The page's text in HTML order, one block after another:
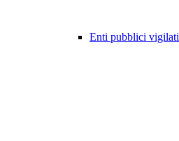
Enti pubblici vigilati